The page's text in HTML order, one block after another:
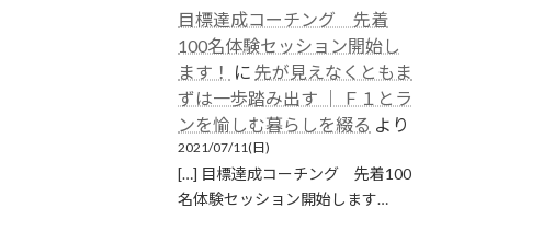
目標達成コーチング 先着
100名体験セッション開始し
ます！
に先が見えなくともま
ずは一歩踏み出す │ Ｆ１とラ
ンを愉しむ暮らしを綴る より
2021/07/11(日)
[…] 目標達成コーチング 先着100
名体験セッション開始します…